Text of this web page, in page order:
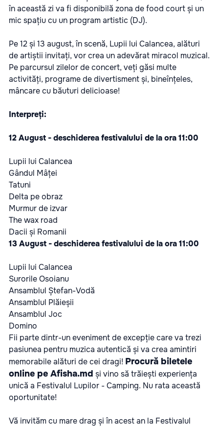
în această zi va fi disponibilă zona de food court și un
mic spațiu cu un program artistic (DJ).
Pe 12 și 13 august, în scenă, Lupii lui Calancea, alături
de artiștii invitați, vor crea un adevărat miracol muzical.
Pe parcursul zilelor de concert, veți găsi multe
activități, programe de divertisment și, bineînțeles,
mâncare cu băuturi delicioase!
Interpreți:
12 August - deschiderea festivalului de la ora 11:00
Lupii lui Calancea
Gândul Mâței
Tatuni
Delta pe obraz
Murmur de izvar
The wax road
Dacii și Romanii
13 August - deschiderea festivalului de la ora 11:00
Lupii lui Calancea
Surorile Osoianu
Ansamblul Ștefan-Vodă
Ansamblul Plăieșii
Ansamblul Joc
Domino
Fii parte dintr-un eveniment de excepție care va trezi
pasiunea pentru muzica autentică și va crea amintiri
memorabile alături de cei dragi! Procură biletele
online pe Afisha.md și vino să trăiești experiența
unică a Festivalul Lupilor - Camping. Nu rata această
oportunitate!
Vă invităm cu mare drag și în acest an la Festivalul